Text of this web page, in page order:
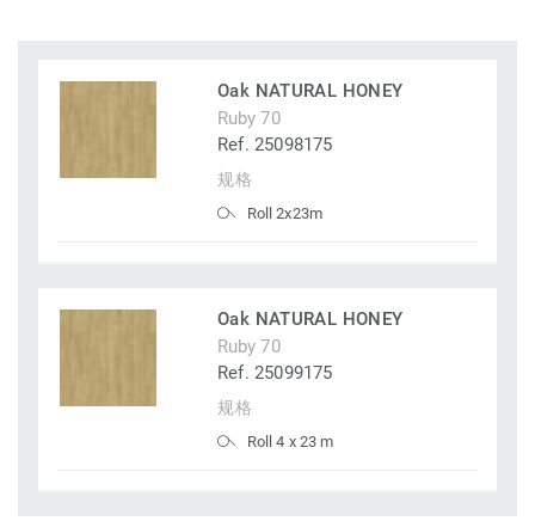
Oak NATURAL HONEY
Ruby 70
Ref. 25098175
规格
Roll 2x23m
Oak NATURAL HONEY
Ruby 70
Ref. 25099175
规格
Roll 4 x 23 m